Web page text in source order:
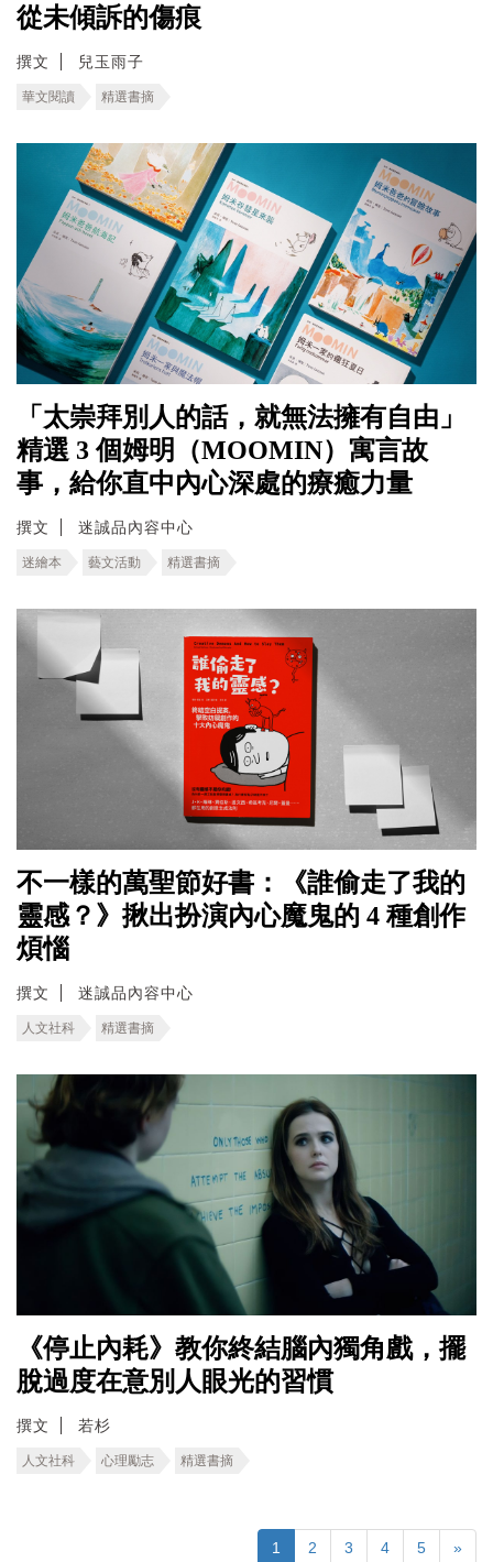
從未傾訴的傷痕
撰文 兒玉雨子
華文閱讀 精選書摘
「太崇拜別人的話，就無法擁有自由」
精選 3 個姆明（MOOMIN）寓言故
事，給你直中內心深處的療癒力量
撰文 迷誠品內容中心
迷繪本 藝文活動 精選書摘
不一樣的萬聖節好書：《誰偷走了我的
靈感？》揪出扮演內心魔鬼的 4 種創作
煩惱
撰文 迷誠品內容中心
人文社科 精選書摘
《停止內耗》教你終結腦內獨角戲，擺
脫過度在意別人眼光的習慣
撰文 若杉
人文社科 心理勵志 精選書摘
1 2 3 4 5 »